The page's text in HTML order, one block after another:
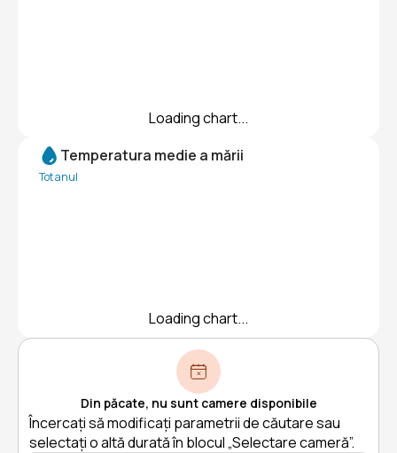
Loading chart...
Temperatura medie a mării
Tot anul
Loading chart...
Din păcate, nu sunt camere disponibile
Încercați să modificați parametrii de căutare sau
selectați o altă durată în blocul „Selectare cameră”.